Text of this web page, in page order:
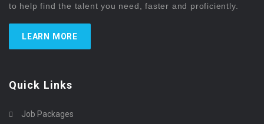
to help find the talent you need, faster and proficiently.
LEARN MORE
Quick Links
Job Packages